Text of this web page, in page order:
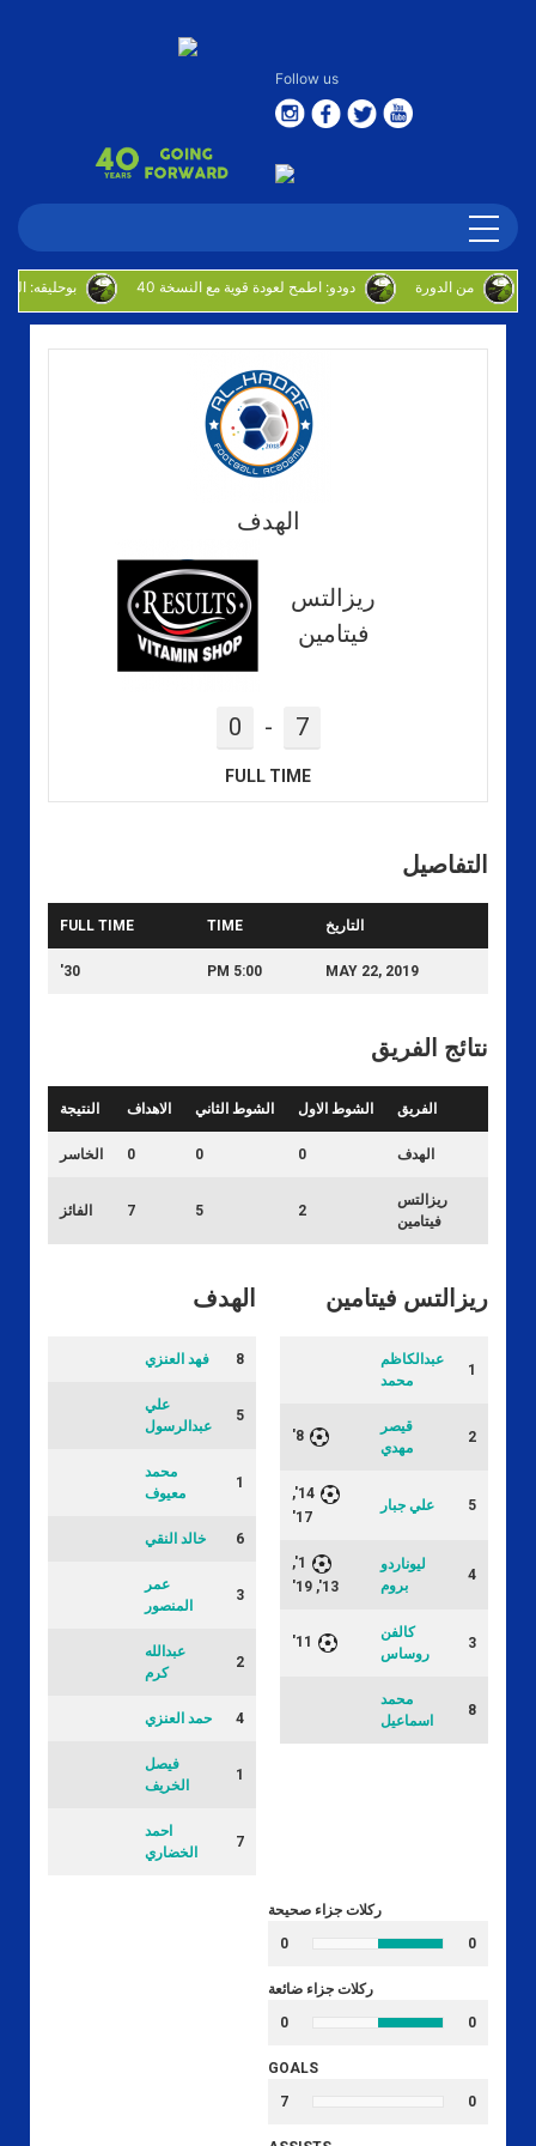
Follow us
بوحليقه: البراق يطمح لترك بصمة ‎دودو: اطمح لعودة قوية مع النسخة 40 من الدورة
الهدف
ريزالتس
فيتامين
0 - 7
FULL TIME
التفاصيل
التاريخ TIME
FULL TIME
MAY 22, 2019
5:00 PM
30'
نتائج الفريق
الفريق الشوط الاول الشوط الثاني الاهداف النتيجة
الهدف 0
0
0 الخاسر
ريزالتس
فيتامين
2
5
7 الفائز
الهدف
8 فهد العنزي
5
علي
عبدالرسول
1
محمد
معيوف
6 خالد النقي
3
عمر
المنصور
2
عبدالله
كرم
4 حمد العنزي
1
فيصل
الخريف
7
احمد
الخضاري
ريزالتس فيتامين
1
عبدالكاظم
محمد
2
قيصر
مهدي
5 علي جبار
14',
17'
4
ليوناردو
بروم
1',
13', 19'
3
كالفن
روساس
8
محمد
اسماعيل
ركلات جزاء صحيحة
0
0
ركلات جزاء ضائعة
0
0
GOALS
0
7